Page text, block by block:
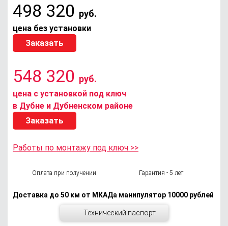
498 320 руб.
цена без установки
Заказать
548 320 руб.
цена с установкой под ключ
в Дубне и Дубненском районе
Заказать
Работы по монтажу под ключ >>
Оплата при получении Гарантия - 5 лет
Доставка до 50 км от МКАДа манипулятор 10000 рублей
Технический паспорт